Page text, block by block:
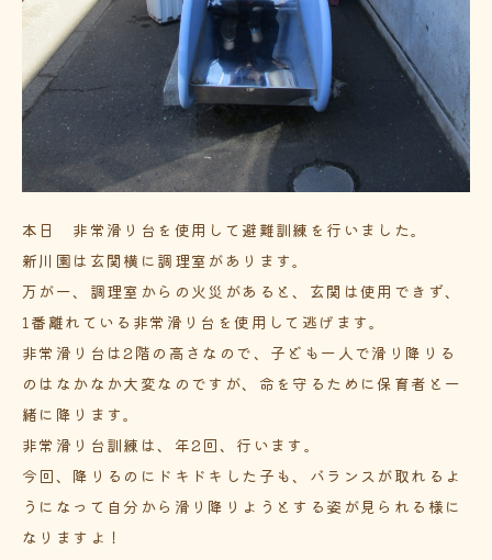
本日 非常滑り台を使用して避難訓練を行いました。
新川園は玄関横に調理室があります。
万が一、調理室からの火災があると、玄関は使用できず、
1番離れている非常滑り台を使用して逃げます。
非常滑り台は2階の高さなので、子ども一人で滑り降りる
のはなかなか大変なのですが、命を守るために保育者と一
緒に降ります。
非常滑り台訓練は、年2回、行います。
今回、降りるのにドキドキした子も、バランスが取れるよ
うになって自分から滑り降りようとする姿が見られる様に
なりますよ！